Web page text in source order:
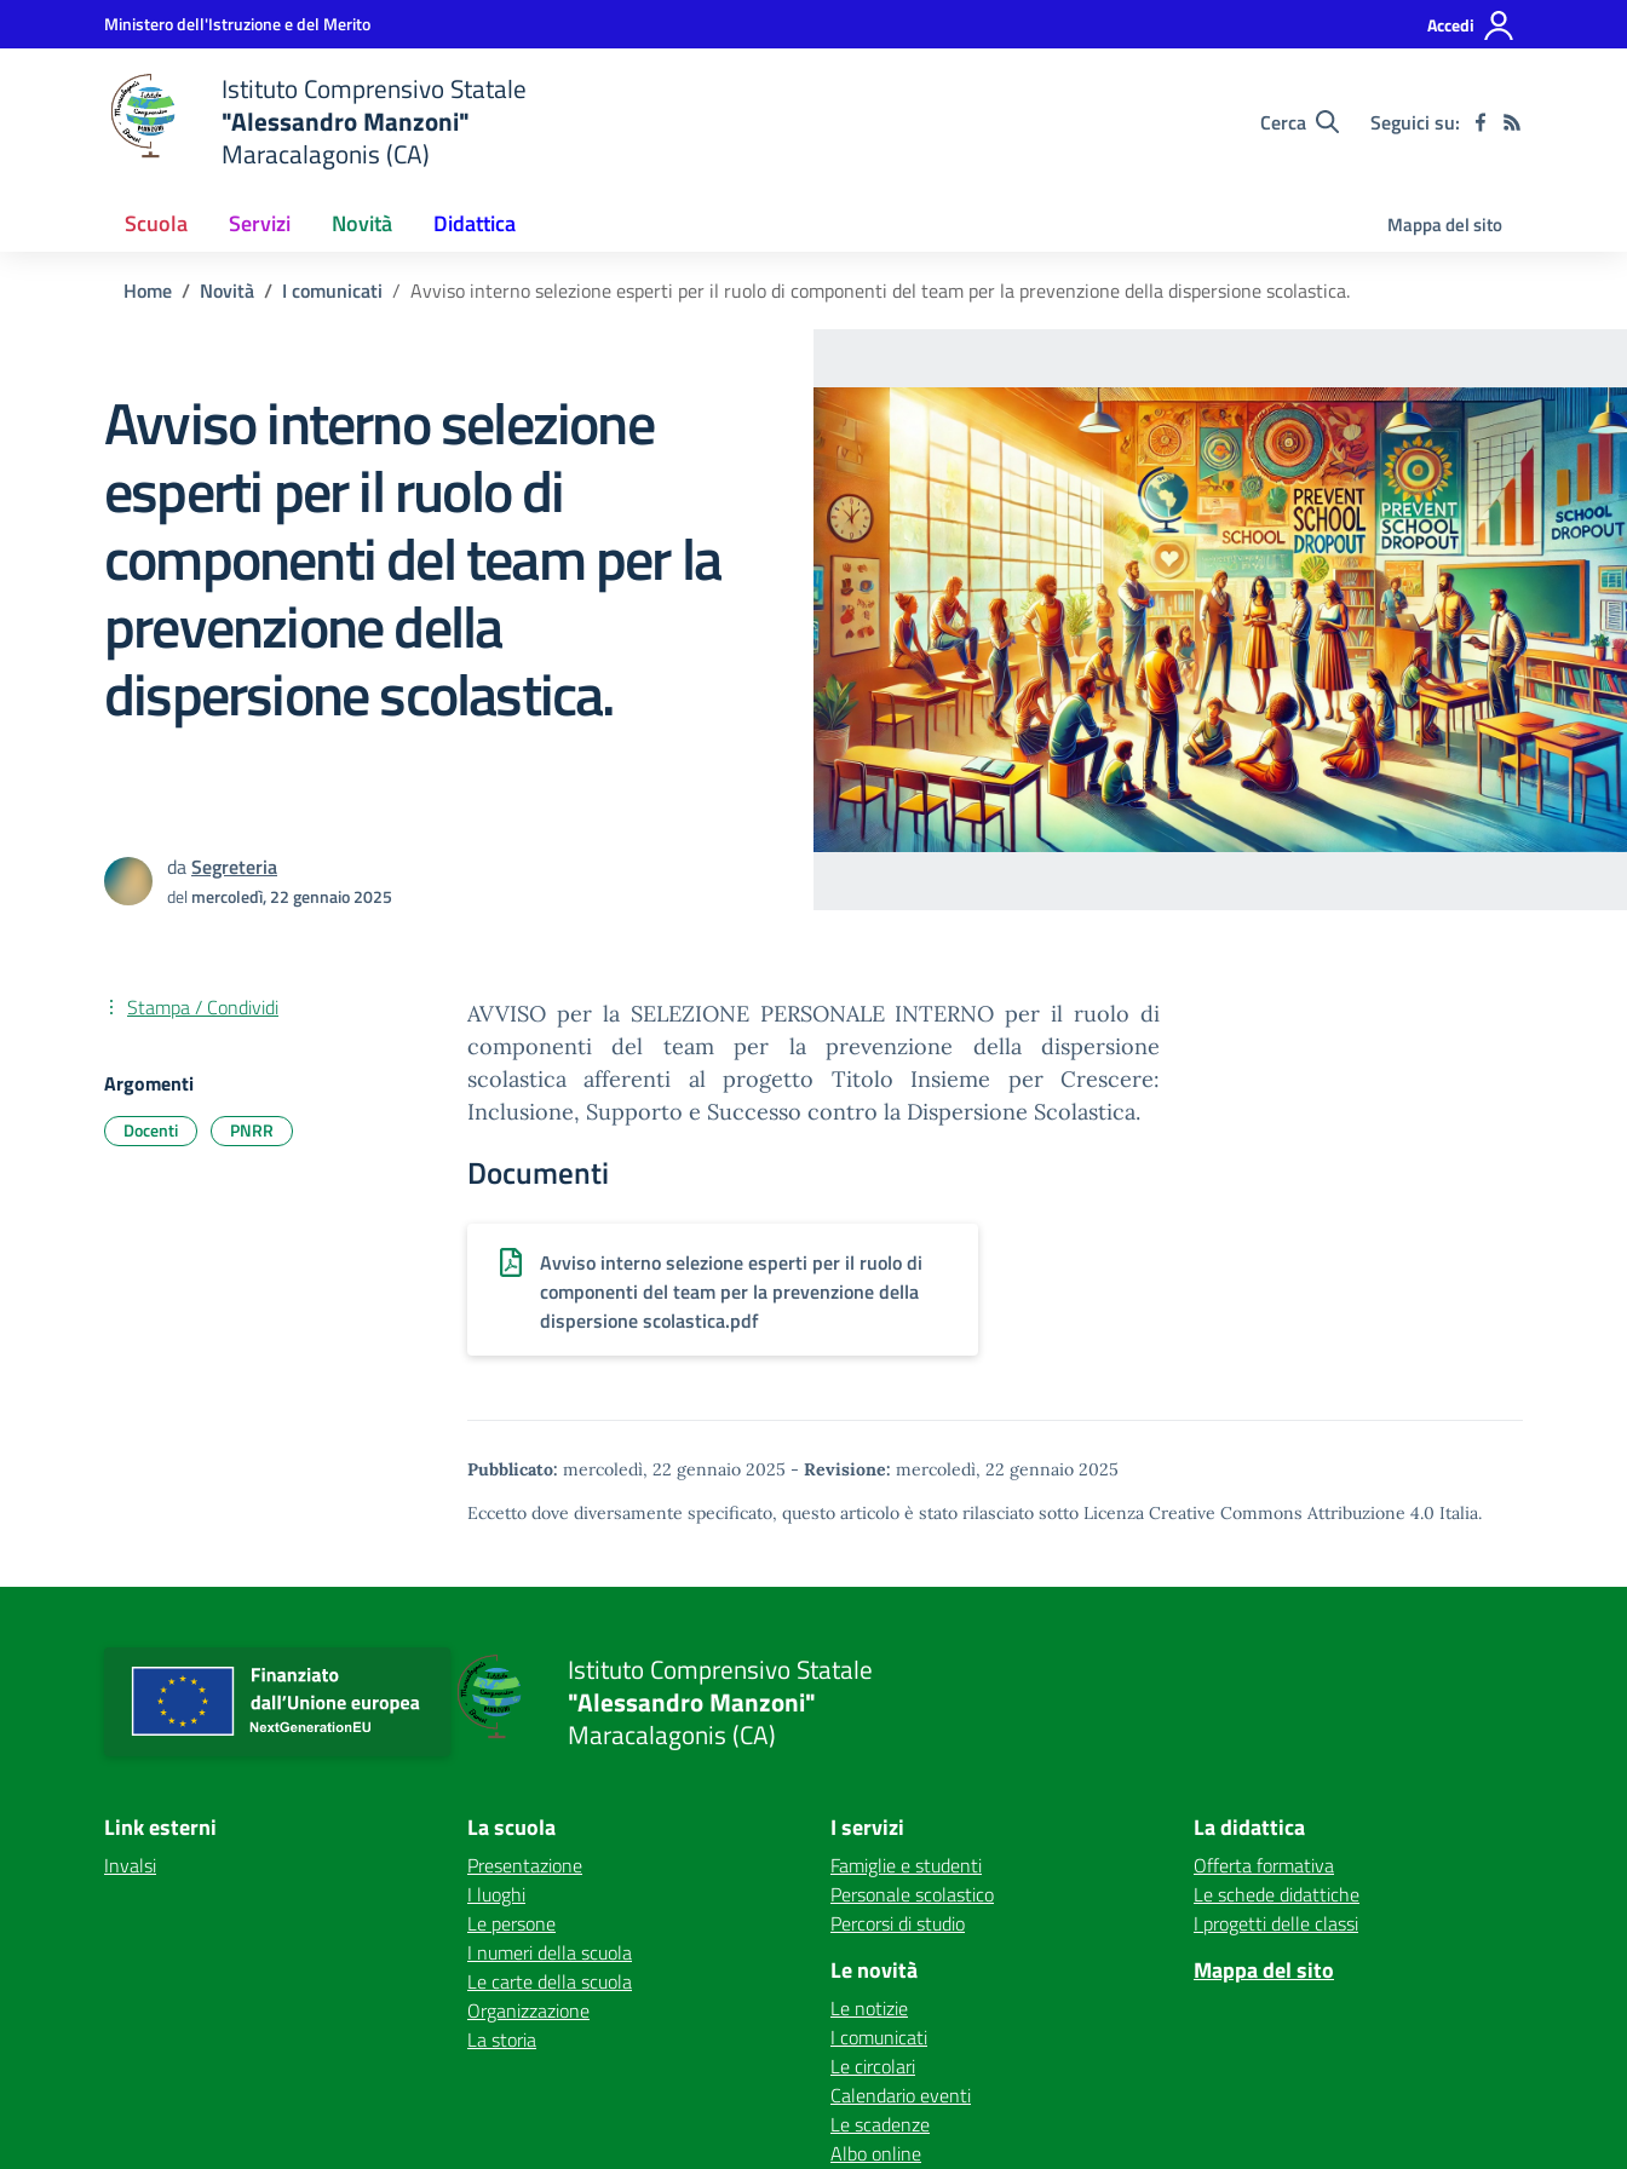
Vai ai contenuti
Vai al menu di navigazioneMinistero dell'Istruzione e del Merito Accedi
Istituto Comprensivo Statale
"Alessandro Manzoni"
Maracalagonis (CA)
Cerca Seguici su:
Scuola Servizi Novità Didattica Mappa del sito
Home Novità I comunicati Avviso interno selezione esperti per il ruolo di componenti del team per la prevenzione della dispersione scolastica.
Avviso interno selezione
esperti per il ruolo di
componenti del team per la
prevenzione della
dispersione scolastica.
daSegreteria
delmercoledì, 22 gennaio 2025
AVVISO per la SELEZIONE PERSONALE INTERNO per il ruolo di
componenti del team per la prevenzione della dispersione
scolastica afferenti al progetto Titolo Insieme per Crescere:
Inclusione, Supporto e Successo contro la Dispersione Scolastica.
Documenti
Avviso interno selezione esperti per il ruolo di
componenti del team per la prevenzione della
dispersione scolastica.pdf
Pubblicato: mercoledì, 22 gennaio 2025 - Revisione: mercoledì, 22 gennaio 2025
Eccetto dove diversamente specificato, questo articolo è stato rilasciato sotto Licenza Creative Commons Attribuzione 4.0 Italia.
Stampa / Condividi
Argomenti
Docenti PNRR
Istituto Comprensivo Statale
"Alessandro Manzoni"
Maracalagonis (CA)
Link esterni
Invalsi
La scuola
Presentazione
I luoghi
Le persone
I numeri della scuola
Le carte della scuola
Organizzazione
La storia
I servizi
Famiglie e studenti
Personale scolastico
Percorsi di studio
Le novità
Le notizie
I comunicati
Le circolari
Calendario eventi
Le scadenze
Albo online
La didattica
Offerta formativa
Le schede didattiche
I progetti delle classi
Mappa del sito